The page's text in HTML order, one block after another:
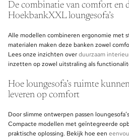
De combinatie van comfort en
HoekbankXXL loungesofa’s
Alle modellen combineren ergonomie met
materialen maken deze banken zowel
Lees onze inzichten overduurzaam
inzetten op zowel uitstraling als
Hoe loungesofa’s ruimte
leveren op comfort
Door slimme ontwerpen passen
Compacte modellen met geïntegreerde
praktische oplossing. Bekijk hoe een